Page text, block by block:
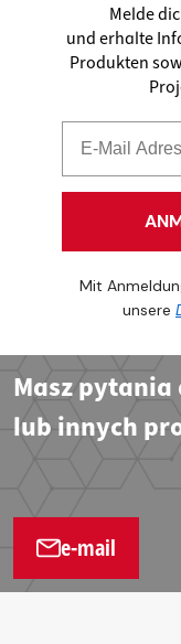
Melde
und erhalte
Produkten
Mit
unsere
Masz
lub innych
e-mail